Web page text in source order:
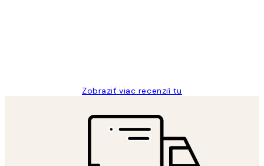
Zobraziť viac recenzií tu